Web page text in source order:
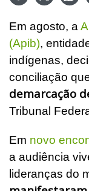
Em agosto, a
(Apib),
indígenas,
conciliação
demarcação
Tribunal
Em novo
a audiência
lideranças do